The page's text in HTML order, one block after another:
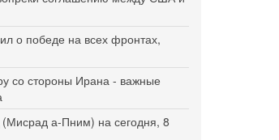
о победе на всех фронтах,
со стороны Ирана - важные
а-Пним) на сегодня, 8